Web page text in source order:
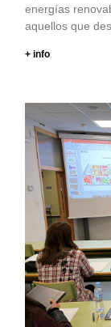
energías
aquellos que
+ info